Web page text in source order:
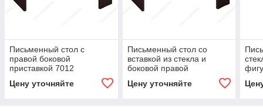
Письменный стол с
правой боковой
приставкой 7012
Цену уточняйте
Письменный стол со
вставкой из стекла и
боковой правой
Цену уточняйте